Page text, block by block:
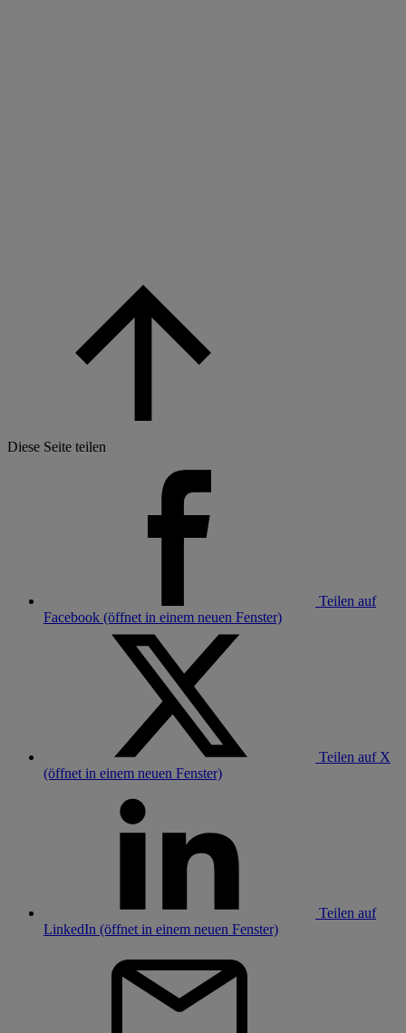
Diese Seite teilen
Teilen auf
Facebook (öffnet in einem neuen Fenster)
Teilen auf X
(öffnet in einem neuen Fenster)
Teilen auf
LinkedIn (öffnet in einem neuen Fenster)